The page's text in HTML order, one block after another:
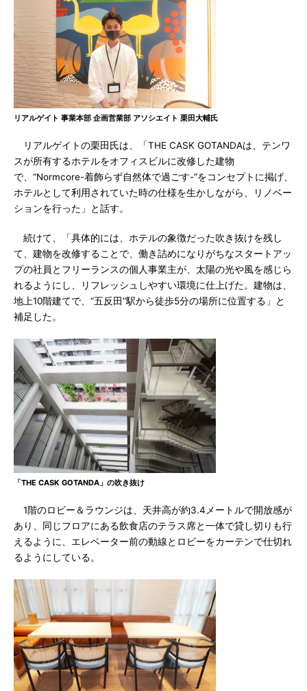
リアルゲイト 事業本部 企画営業部 アソシエイト 栗田大輔氏
リアルゲイトの栗田氏は、「THE CASK GOTANDAは、テンワ
スが所有するホテルをオフィスビルに改修した建物
で、“Normcore-着飾らず自然体で過ごす-”をコンセプトに掲げ、
ホテルとして利用されていた時の仕様を生かしながら、リノベー
ションを行った」と話す。
続けて、「具体的には、ホテルの象徴だった吹き抜けを残し
て、建物を改修することで、働き詰めになりがちなスタートアッ
プの社員とフリーランスの個人事業主が、太陽の光や風を感じら
れるようにし、リフレッシュしやすい環境に仕上げた。建物は、
地上10階建てで、“五反田”駅から徒歩5分の場所に位置する」と
補足した。
「THE CASK GOTANDA」の吹き抜け
1階のロビー＆ラウンジは、天井高が約3.4メートルで開放感が
あり、同じフロアにある飲食店のテラス席と一体で貸し切りも行
えるように、エレベーター前の動線とロビーをカーテンで仕切れ
るようにしている。